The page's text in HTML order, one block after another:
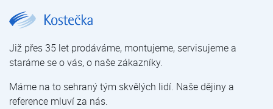
Již přes 35 let prodáváme, montujeme, servisujeme a
staráme se o vás, o naše zákazníky.
Máme na to sehraný tým skvělých lidí. Naše dějiny a
reference mluví za nás.